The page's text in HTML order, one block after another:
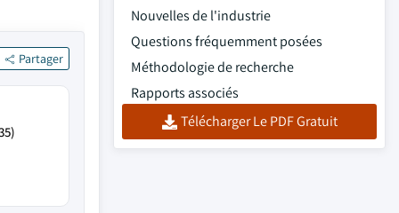
Partager
Nouvelles de l'industrie
Questions fréquemment posées
Méthodologie de recherche
Rapports associés
Télécharger Le PDF Gratuit